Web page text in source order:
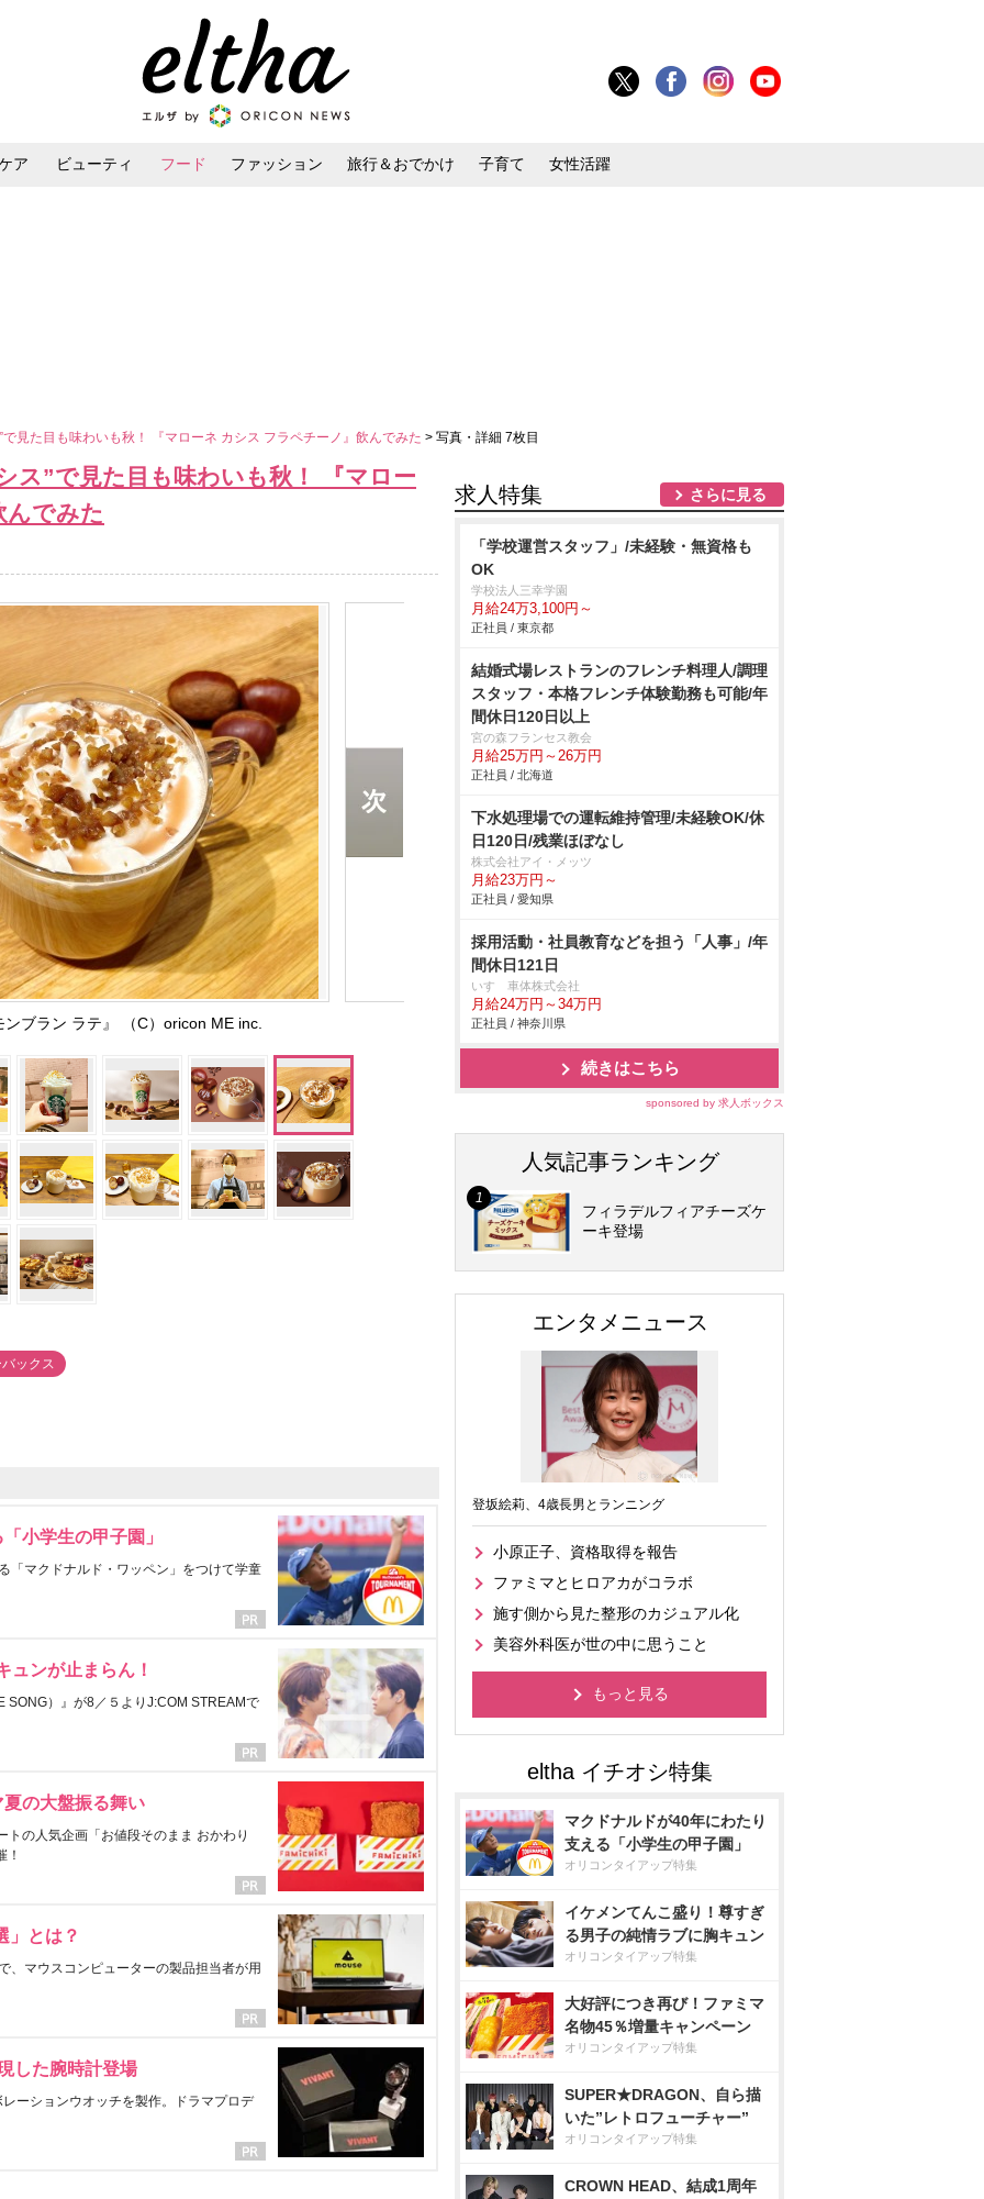
ア ビューティ フード ファッション 旅行＆おでかけ 子育て 女性活躍
見た目も味わいも秋！ 『マローネ カシス フラペチーノ』飲んでみた > 写真・詳細 7枚目
ス”で見た目も味わいも秋！ 『マロー
でみた
ブラン ラテ』 （C）oricon ME inc.
ックス
小学生の甲子園」
「マクドナルド・ワッペン」をつけて学童
ュンが止まらん！
SONG）』が8／５よりJ:COM STREAMで
の大盤振る舞い
の人気企画「お値段そのまま おかわり
！
」とは？
、マウスコンピューターの製品担当者が用
した腕時計登場
ーションウオッチを製作。ドラマプロデ
求人特集 さらに見る
「学校運営スタッフ」/未経験・無資格も
OK
学校法人三幸学園
月給24万3,100円～
正社員 / 東京都
結婚式場レストランのフレンチ料理人/調理
スタッフ・本格フレンチ体験勤務も可能/年
間休日120日以上
宮の森フランセス教会
月給25万円～26万円
正社員 / 北海道
下水処理場での運転維持管理/未経験OK/休
日120日/残業ほぼなし
株式会社アイ・メッツ
月給23万円～
正社員 / 愛知県
採用活動・社員教育などを担う「人事」/年
間休日121日
いすゞ車体株式会社
月給24万円～34万円
正社員 / 神奈川県
続きはこちら
sponsored by 求人ボックス
人気記事ランキング
フィラデルフィアチーズケ
ーキ登場
エンタメニュース
登坂絵莉、4歳長男とランニング
小原正子、資格取得を報告
ファミマとヒロアカがコラボ
施す側から見た整形のカジュアル化
美容外科医が世の中に思うこと
もっと見る
マクドナルドが40年にわたり
支える「小学生の甲子園」
オリコンタイアップ特集
イケメンてんこ盛り！尊すぎ
る男子の純情ラブに胸キュン
オリコンタイアップ特集
大好評につき再び！ファミマ
名物45％増量キャンペーン
オリコンタイアップ特集
SUPER★DRAGON、自ら描
いた”レトロフューチャー”
オリコンタイアップ特集
CROWN HEAD、結成1周年